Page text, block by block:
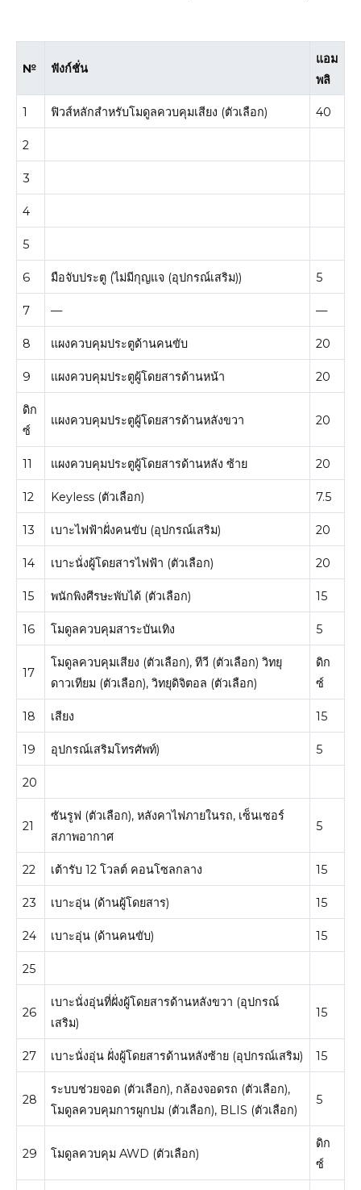
№ ฟังก์ชั่น
แอม
พลิ
1 ฟิวส์หลักสำหรับโมดูลควบคุมเสียง (ตัวเลือก) 40
2
3
4
5
6 มือจับประตู (ไม่มีกุญแจ (อุปกรณ์เสริม)) 5
7 — —
8 แผงควบคุมประตูด้านคนขับ 20
9 แผงควบคุมประตูผู้โดยสารด้านหน้า 20
ดิก
ซ์
แผงควบคุมประตูผู้โดยสารด้านหลังขวา 20
11 แผงควบคุมประตูผู้โดยสารด้านหลัง ซ้าย 20
12 Keyless (ตัวเลือก) 7.5
13 เบาะไฟฟ้าฝั่งคนขับ (อุปกรณ์เสริม) 20
14 เบาะนั่งผู้โดยสารไฟฟ้า (ตัวเลือก) 20
15 พนักพิงศีรษะพับได้ (ตัวเลือก) 15
16 โมดูลควบคุมสาระบันเทิง 5
17
โมดูลควบคุมเสียง (ตัวเลือก), ทีวี (ตัวเลือก) วิทยุ
ดาวเทียม (ตัวเลือก), วิทยุดิจิตอล (ตัวเลือก)
ดิก
ซ์
18 เสียง 15
19 อุปกรณ์เสริมโทรศัพท์) 5
20
21
ซันรูฟ (ตัวเลือก), หลังคาไฟภายในรถ, เซ็นเซอร์
สภาพอากาศ
5
22 เต้ารับ 12 โวลต์ คอนโซลกลาง 15
23 เบาะอุ่น (ด้านผู้โดยสาร) 15
24 เบาะอุ่น (ด้านคนขับ) 15
25
26
เบาะนั่งอุ่นที่ฝั่งผู้โดยสารด้านหลังขวา (อุปกรณ์
เสริม)
15
27 เบาะนั่งอุ่น ฝั่งผู้โดยสารด้านหลังซ้าย (อุปกรณ์เสริม) 15
28
ระบบช่วยจอด (ตัวเลือก), กล้องจอดรถ (ตัวเลือก),
โมดูลควบคุมการผูกปม (ตัวเลือก), BLIS (ตัวเลือก)
5
29 โมดูลควบคุม AWD (ตัวเลือก)
ดิก
ซ์